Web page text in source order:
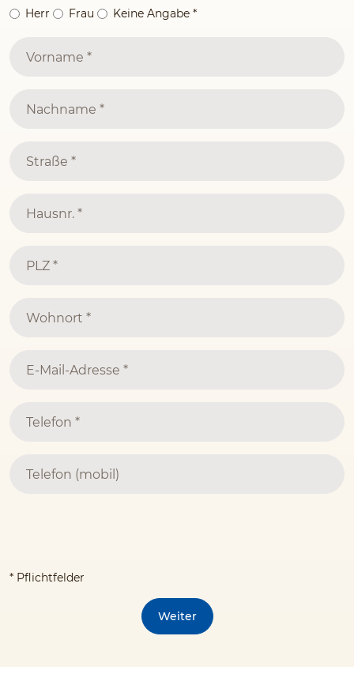
Herr Frau Keine Angabe *
* Pflichtfelder
Weiter